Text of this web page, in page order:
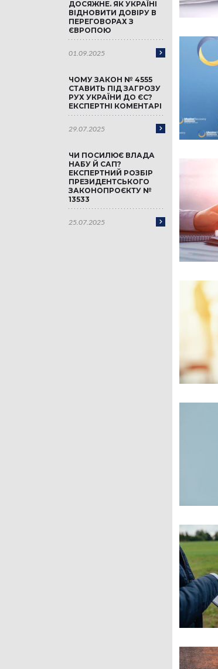
ДОСЯЖНЕ. ЯК УКРАЇНІ
ВІДНОВИТИ ДОВІРУ В
ПЕРЕГОВОРАХ З
ЄВРОПОЮ
01.09.2025
ЧОМУ ЗАКОН № 4555
СТАВИТЬ ПІД ЗАГРОЗУ
РУХ УКРАЇНИ ДО ЄС?
ЕКСПЕРТНІ КОМЕНТАРІ
29.07.2025
ЧИ ПОСИЛЮЄ ВЛАДА
НАБУ Й САП?
ЕКСПЕРТНИЙ РОЗБІР
ПРЕЗИДЕНТСЬКОГО
ЗАКОНОПРОЄКТУ №
13533
25.07.2025